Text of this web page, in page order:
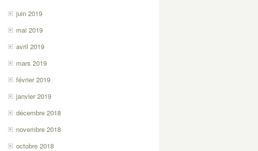
juin 2019
mai 2019
avril 2019
mars 2019
février 2019
janvier 2019
décembre 2018
novembre 2018
octobre 2018